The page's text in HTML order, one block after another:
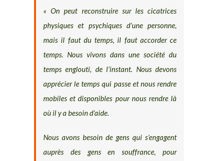
« On peut reconstruire sur les cicatrices
physiques et psychiques d’une personne,
mais il faut du temps, il faut accorder ce
temps. Nous vivons dans une société du
temps englouti, de l’instant. Nous devons
apprécier le temps qui passe et nous rendre
mobiles et disponibles pour nous rendre là
où il y a besoin d’aide.
Nous avons besoin de gens qui s’engagent
auprès des gens en souffrance, pour